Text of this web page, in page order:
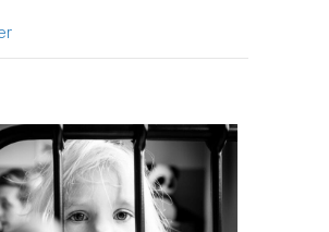
about 10 tips voor natuurlijke